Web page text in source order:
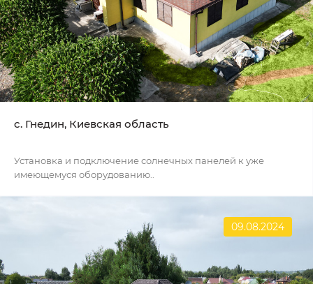
c. Гнедин, Киевская область
Установка и подключение солнечных панелей к уже
имеющемуся оборудованию..
09.08.2024